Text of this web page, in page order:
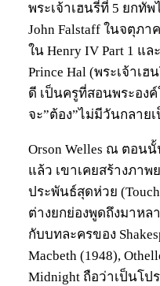
พระเจ้าเฮนรี่ที่ 5 ยกทัพ
John Falstaff ในจตุภ
ใน Henry IV Part 1 แล
Prince Hal (พระเจ้าเ
ดี เป็นครูที่สอนพระอง
จะ”ต้อง”ไม่มีวันกลาย
Orson Welles ณ ตอน
แล้ว เขาเคยสร้างภาพ
ประพันธ์สุดห่วย
ต่างยกย่องพูดถึงมาหล
กับบทละครของ
Macbeth (1948),
Midnight ถือว่าเป็นโป